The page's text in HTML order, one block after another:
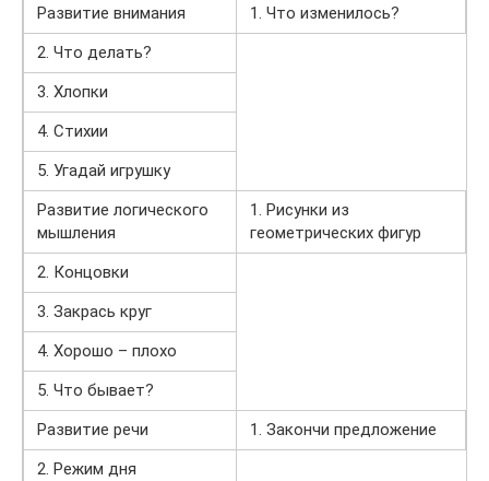
Развитие внимания
1. Что изменилось?
2. Что делать?
3. Хлопки
4. Стихии
5. Угадай игрушку
Развитие логического
мышления
1. Рисунки из
геометрических фигур
2. Концовки
3. Закрась круг
4. Хорошо – плохо
5. Что бывает?
Развитие речи
1. Закончи предложение
2. Режим дня